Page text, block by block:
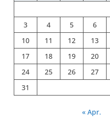
3
4 5 6
10
11 12 13
17
18 19 20
24
25 26 27
31
« Apr.